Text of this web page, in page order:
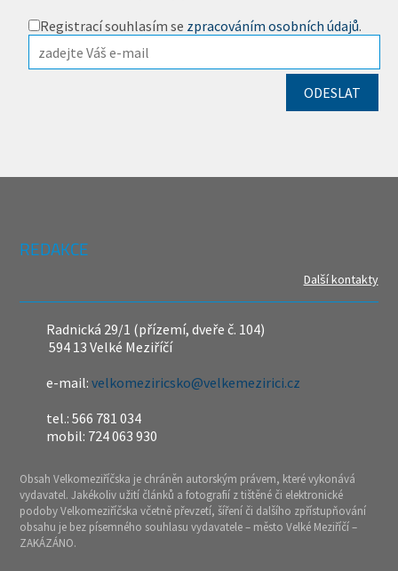
Registrací souhlasím se zpracováním osobních údajů.
REDAKCE
Další kontakty
Radnická 29/1 (přízemí, dveře č. 104)
594 13 Velké Meziříčí
e-mail:velkomeziricsko@velkemezirici.cz
tel.: 566 781 034
mobil: 724 063 930
Obsah Velkomeziříčska je chráněn autorským právem, které vykonává
vydavatel. Jakékoliv užití článků a fotografií z tištěné či elektronické
podoby Velkomeziříčska včetně převzetí, šíření či dalšího zpřístupňování
obsahu je bez písemného souhlasu vydavatele – město Velké Meziříčí –
ZAKÁZÁNO.